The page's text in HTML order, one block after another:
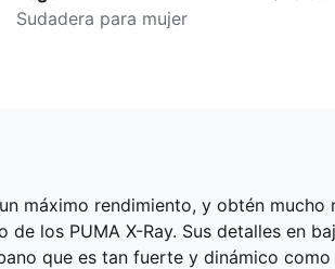
Sudadera para mujer
máximo rendimiento, y obtén
los PUMA X-Ray. Sus detalles en
que es tan fuerte y dinámico